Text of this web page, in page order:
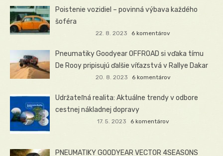
Poistenie vozidiel – povinná výbava každého
šoféra
22. 8. 2023 6 komentárov
Pneumatiky Goodyear OFFROAD si vďaka tímu
De Rooy pripisujú ďalšie víťazstvá v Rallye Dakar
20. 8. 2023 6 komentárov
Udržateľná realita: Aktuálne trendy v odbore
cestnej nákladnej dopravy
17. 5. 2023 6 komentárov
PNEUMATIKY GOODYEAR VECTOR 4SEASONS